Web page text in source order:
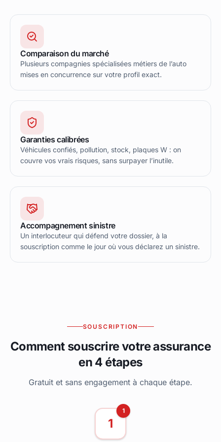
Comparaison du marché
Plusieurs compagnies spécialisées métiers de l’auto
mises en concurrence sur votre profil exact.
Garanties calibrées
Véhicules confiés, pollution, stock, plaques W : on
couvre vos vrais risques, sans surpayer l’inutile.
Accompagnement sinistre
Un interlocuteur qui défend votre dossier, à la
souscription comme le jour où vous déclarez un sinistre.
SOUSCRIPTION
Comment souscrire votre assurance
en 4 étapes
Gratuit et sans engagement à chaque étape.
1
1